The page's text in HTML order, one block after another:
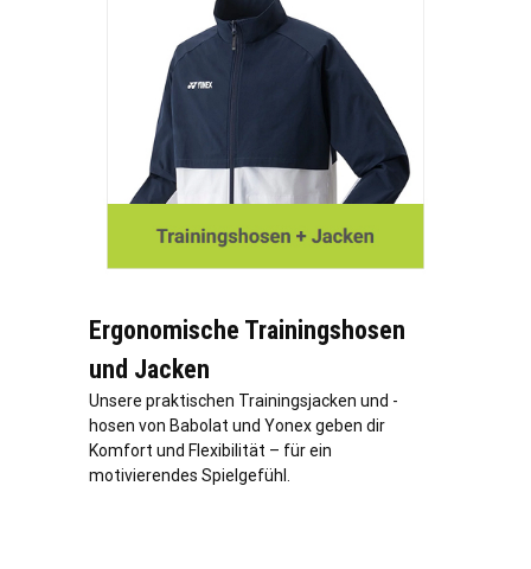
Ergonomische Trainingshosen
und Jacken
Unsere praktischen Trainingsjacken und -
hosen von Babolat und Yonex geben dir
Komfort und Flexibilität – für ein
motivierendes Spielgefühl.